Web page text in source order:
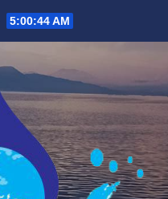
5:00:45 AM